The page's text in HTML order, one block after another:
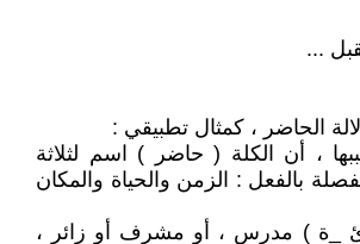
...
الحاضر ، كمثال تطبيقي :
، أن الكلة ( حاضر ) اسم لثلاثة
بالفعل : الزمن والحياة والمكان
_ة ) مدرس ، أو مشرف أو زائر ،